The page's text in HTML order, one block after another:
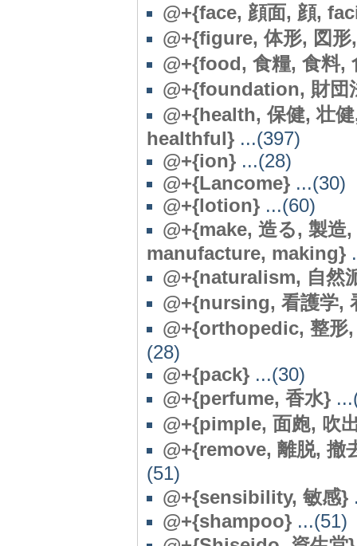
@+{face, 顔面, 顔,
@+{figure, 体形, 図
@+{food, 食糧, 食料,
@+{foundation, 財団
@+{health, 保健, 壮
healthful} ...(397)
@+{ion} ...(28)
@+{Lancome} ...(30)
@+{lotion} ...(60)
@+{make, 造る, 製造
manufacture, making}
@+{naturalism, 自然
@+{nursing, 看護学,
@+{orthopedic, 整
(28)
@+{pack} ...(30)
@+{perfume, 香水}
@+{pimple, 面皰, 吹
@+{remove, 離脱,
(51)
@+{sensibility, 敏感}
@+{shampoo} ...(51)